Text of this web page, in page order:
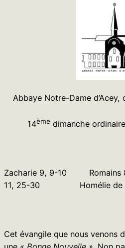
Abbaye Notre-Dame
14ème dimanche
Zacharie 9, 9-10
11, 25-30 Homélie de F.
Cet évangile que nous venons